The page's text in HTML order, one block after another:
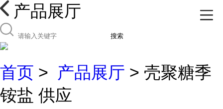
产品展厅
搜索
首页 > 产品展厅 > 壳聚糖季
铵盐 供应